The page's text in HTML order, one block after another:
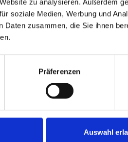
zu analysieren. Außerdem
soziale Medien, Werbung und
Daten zusammen, die Sie ihnen
Präferenzen
Auswahl
Lage von Minden!
noch bebaut werden.